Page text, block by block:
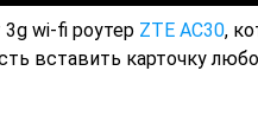
wi-fi роутер ZTE AC30,
вставить карточку